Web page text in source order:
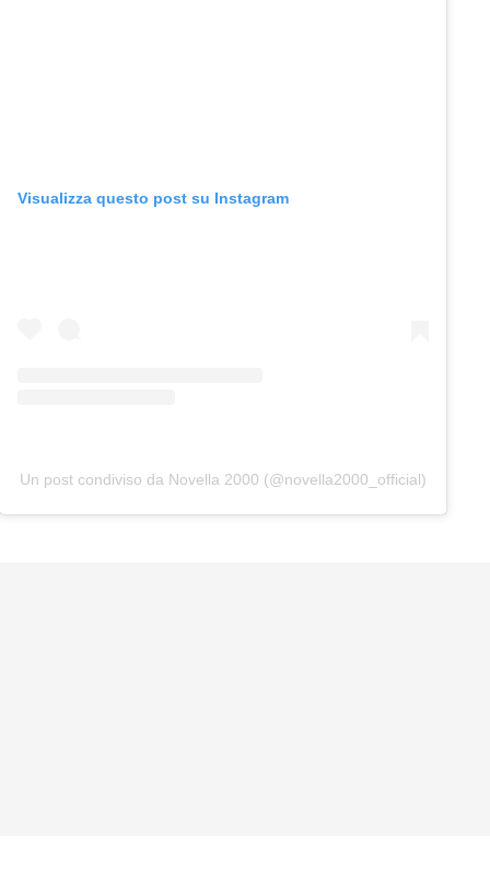
Visualizza questo post su Instagram
Un post condiviso da Novella 2000 (@novella2000_official)